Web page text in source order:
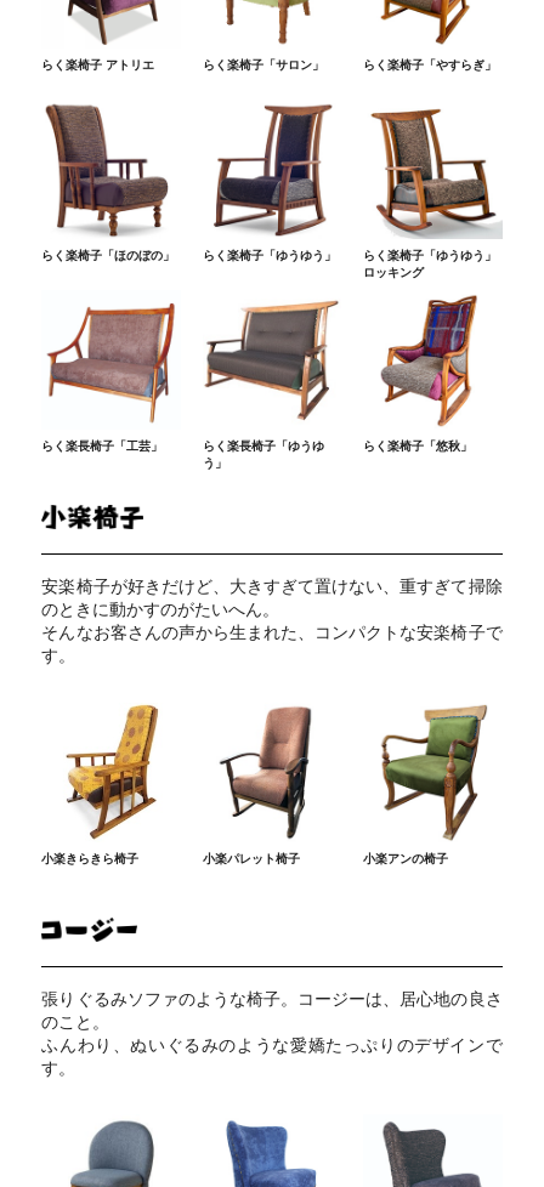
らく楽椅子 アトリエ らく楽椅子「サロン」 らく楽椅子「やすらぎ」
らく楽椅子「ほのぼの」 らく楽椅子「ゆうゆう」
らく楽椅子「ゆうゆう」
ロッキング
らく楽長椅子「工芸」
らく楽長椅子「ゆうゆ
う」
らく楽椅子「悠秋」
安楽椅子が好きだけど、大きすぎて置けない、重すぎて掃除
のときに動かすのがたいへん。
そんなお客さんの声から生まれた、コンパクトな安楽椅子で
す。
小楽きらきら椅子 小楽パレット椅子 小楽アンの椅子
張りぐるみソファのような椅子。コージーは、居心地の良さ
のこと。
ふんわり、ぬいぐるみのような愛嬌たっぷりのデザインで
す。